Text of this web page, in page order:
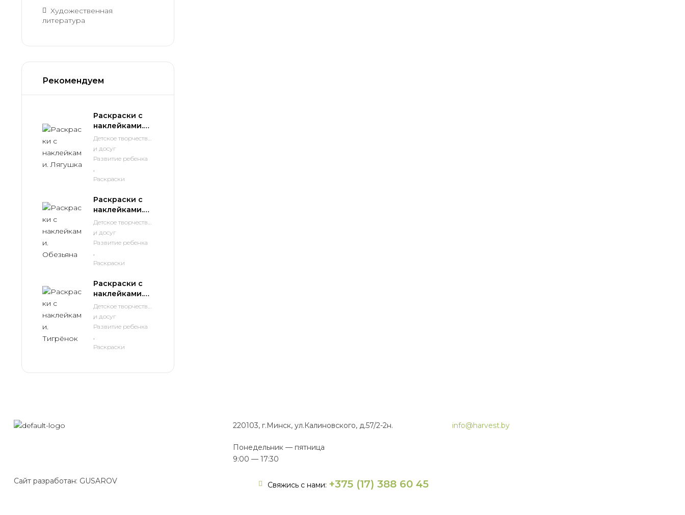
Художественная
литература
Рекомендуем
Раскраски с
наклейками.
Лягушка
Детское творчество
и досуг
,
Развитие ребенка
Раскраски
Раскраски с
наклейками.
Обезьяна
Детское творчество
и досуг
,
Развитие ребенка
Раскраски
Раскраски с
наклейками.
Тигрёнок
Детское творчество
и досуг
,
Развитие ребенка
Раскраски
220103, г.Минск, ул.Калиновского, д.57/2-2н.
Понедельник — пятница
9:00 — 17:30
info@harvest.by
Сайт разработан: GUSAROV Свяжись с нами: +375 (17) 388 60 45